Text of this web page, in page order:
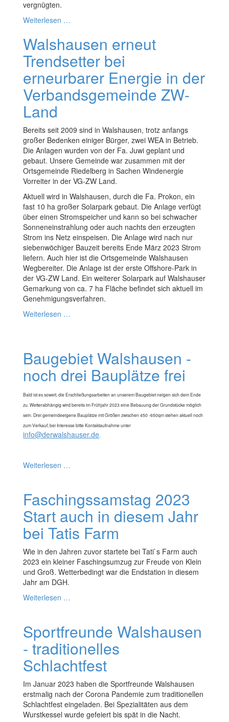
vergnügten.
Weiterlesen …
Walshausen erneut
Trendsetter bei
erneurbarer Energie in der
Verbandsgemeinde ZW-
Land
Bereits seit 2009 sind in Walshausen, trotz anfangs
großer Bedenken einiger Bürger, zwei WEA in Betrieb.
Die Anlagen wurden von der Fa. Juwi geplant und
gebaut. Unsere Gemeinde war zusammen mit der
Ortsgemeinde Riedelberg in Sachen Windenergie
Vorreiter in der VG-ZW Land.
Aktuell wird in Walshausen, durch die Fa. Prokon, ein
fast 10 ha großer Solarpark gebaut. Die Anlage verfügt
über einen Stromspeicher und kann so bei schwacher
Sonneneinstrahlung oder auch nachts den erzeugten
Strom ins Netz einspeisen. Die Anlage wird nach nur
siebenwöchiger Bauzeit bereits Ende März 2023 Strom
liefern. Auch hier ist die Ortsgemeinde Walshausen
Wegbereiter. Die Anlage ist der erste Offshore-Park in
der VG-ZW Land. Ein weiterer Solarpark auf Walshauser
Gemarkung von ca. 7 ha Fläche befindet sich aktuell im
Genehmigungsverfahren.
Weiterlesen …
Baugebiet Walshausen -
noch drei Bauplätze frei
Bald ist es soweit, die Erschließungsarbeiten an unserem Baugebiet neigen sich dem Ende
zu. Wetterabhängig wird bereits im Frühjahr 2023 eine Bebauung der Grundstücke möglich
sein. Drei gemeindeeigene Bauplätze mit Größen zwischen 450 -650qm stehen aktuell noch
zum Verkauf, bei Interesse bitte Kontaktaufnahme unter
info@derwalshauser.de
Weiterlesen …
Faschingssamstag 2023
Start auch in diesem Jahr
bei Tatis Farm
Wie in den Jahren zuvor startete bei Tati`s Farm auch
2023 ein kleiner Faschingsumzug zur Freude von Klein
und Groß. Wetterbedingt war die Endstation in diesem
Jahr am DGH.
Weiterlesen …
Sportfreunde Walshausen
- traditionelles
Schlachtfest
Im Januar 2023 haben die Sportfreunde Walshausen
erstmalig nach der Corona Pandemie zum traditionellen
Schlachtfest eingeladen. Bei Spezialitäten aus dem
Wurstkessel wurde gefeiert bis spät in die Nacht.